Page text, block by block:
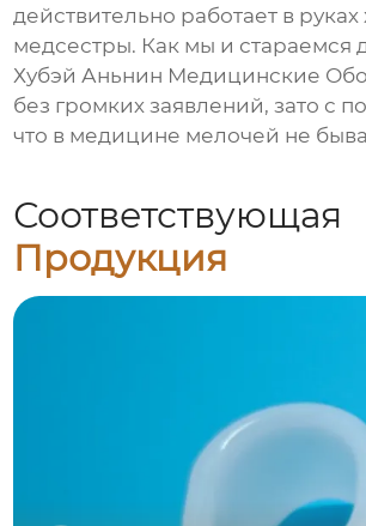
действительно работает в
медсестры. Как мы и стараемся
Хубэй Аньнин Медицинские
без громких заявлений, зато с
что в медицине мелочей не
Соответствующая
Продукция